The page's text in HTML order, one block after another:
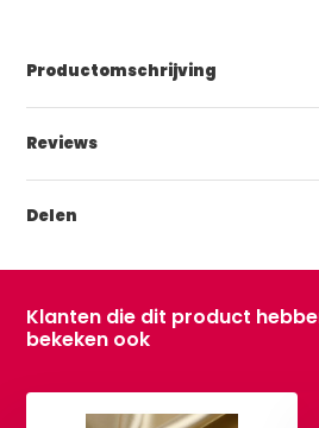
Productomschrijving
Reviews
Delen
Klanten die dit product
bekeken ook